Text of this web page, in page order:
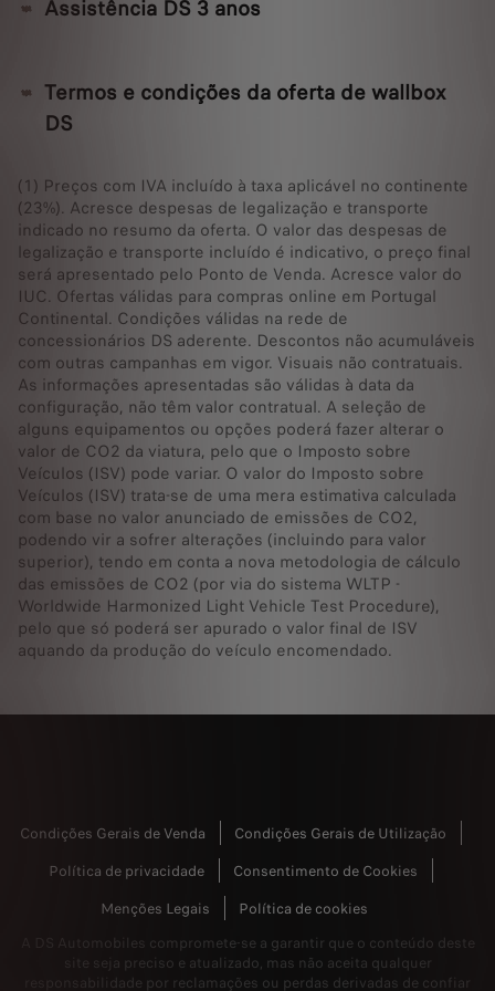
Assistência DS 3 anos
Termos e condições da oferta de wallbox
DS
(1) Preços com IVA incluído à taxa aplicável no continente
(23%). Acresce despesas de legalização e transporte
indicado no resumo da oferta. O valor das despesas de
legalização e transporte incluído é indicativo, o preço final
será apresentado pelo Ponto de Venda. Acresce valor do
IUC. Ofertas válidas para compras online em Portugal
Continental. Condições válidas na rede de
concessionários DS aderente. Descontos não acumuláveis
com outras campanhas em vigor. Visuais não contratuais.
As informações apresentadas são válidas à data da
configuração, não têm valor contratual. A seleção de
alguns equipamentos ou opções poderá fazer alterar o
valor de CO2 da viatura, pelo que o Imposto sobre
Veículos (ISV) pode variar. O valor do Imposto sobre
Veículos (ISV) trata-se de uma mera estimativa calculada
com base no valor anunciado de emissões de CO2,
podendo vir a sofrer alterações (incluindo para valor
superior), tendo em conta a nova metodologia de cálculo
das emissões de CO2 (por via do sistema WLTP -
Worldwide Harmonized Light Vehicle Test Procedure),
pelo que só poderá ser apurado o valor final de ISV
aquando da produção do veículo encomendado.
Condições Gerais de Venda
Condições Gerais de Utilização
Política de privacidade
Consentimento de Cookies
Menções Legais
Política de cookies
A DS Automobiles compromete-se a garantir que o conteúdo deste
site seja preciso e atualizado, mas não aceita qualquer
responsabilidade por reclamações ou perdas derivadas de confiar